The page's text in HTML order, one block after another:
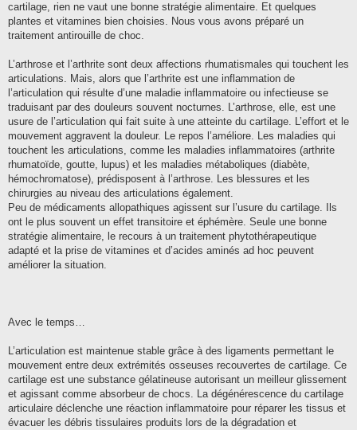
a
g
cartilage, rien ne vaut une bonne stratégie alimentaire. Et quelques
plantes et vitamines bien choisies. Nous vous avons préparé un
traitement antirouille de choc.
L’arthrose et l’arthrite sont deux affections rhumatismales qui touchent les
articulations. Mais, alors que l’arthrite est une inflammation de
l’articulation qui résulte d’une maladie inflammatoire ou infectieuse se
traduisant par des douleurs souvent nocturnes. L’arthrose, elle, est une
usure de l’articulation qui fait suite à une atteinte du cartilage. L’effort et le
mouvement aggravent la douleur. Le repos l’améliore. Les maladies qui
touchent les articulations, comme les maladies inflammatoires (arthrite
rhumatoïde, goutte, lupus) et les maladies métaboliques (diabète,
hémochromatose), prédisposent à l’arthrose. Les blessures et les
chirurgies au niveau des articulations également.
Peu de médicaments allopathiques agissent sur l’usure du cartilage. Ils
ont le plus souvent un effet transitoire et éphémère. Seule une bonne
stratégie alimentaire, le recours à un traitement phytothérapeutique
adapté et la prise de vitamines et d’acides aminés ad hoc peuvent
améliorer la situation.
Avec le temps…
L’articulation est maintenue stable grâce à des ligaments permettant le
mouvement entre deux extrémités osseuses recouvertes de cartilage. Ce
cartilage est une substance gélatineuse autorisant un meilleur glissement
et agissant comme absorbeur de chocs. La dégénérescence du cartilage
articulaire déclenche une réaction inflammatoire pour réparer les tissus et
évacuer les débris tissulaires produits lors de la dégradation et